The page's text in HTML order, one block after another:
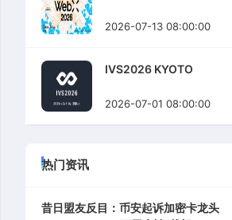
2026-07-13 08:00:00
IVS2026 KYOTO
2026-07-01 08:00:00
热门资讯
昔日盟友反目：币安起诉加密卡龙头